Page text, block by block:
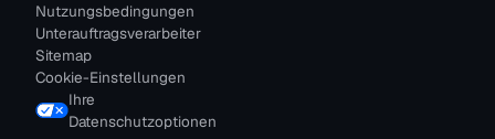
Nutzungsbedingungen
Unterauftragsverarbeiter
Sitemap
Cookie-Einstellungen
Ihre
Datenschutzoptionen